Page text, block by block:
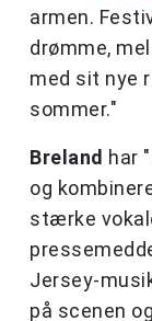
armen.
drømme,
med sit nye
sommer."
Breland har
og
stærke
Jersey-
på scenen